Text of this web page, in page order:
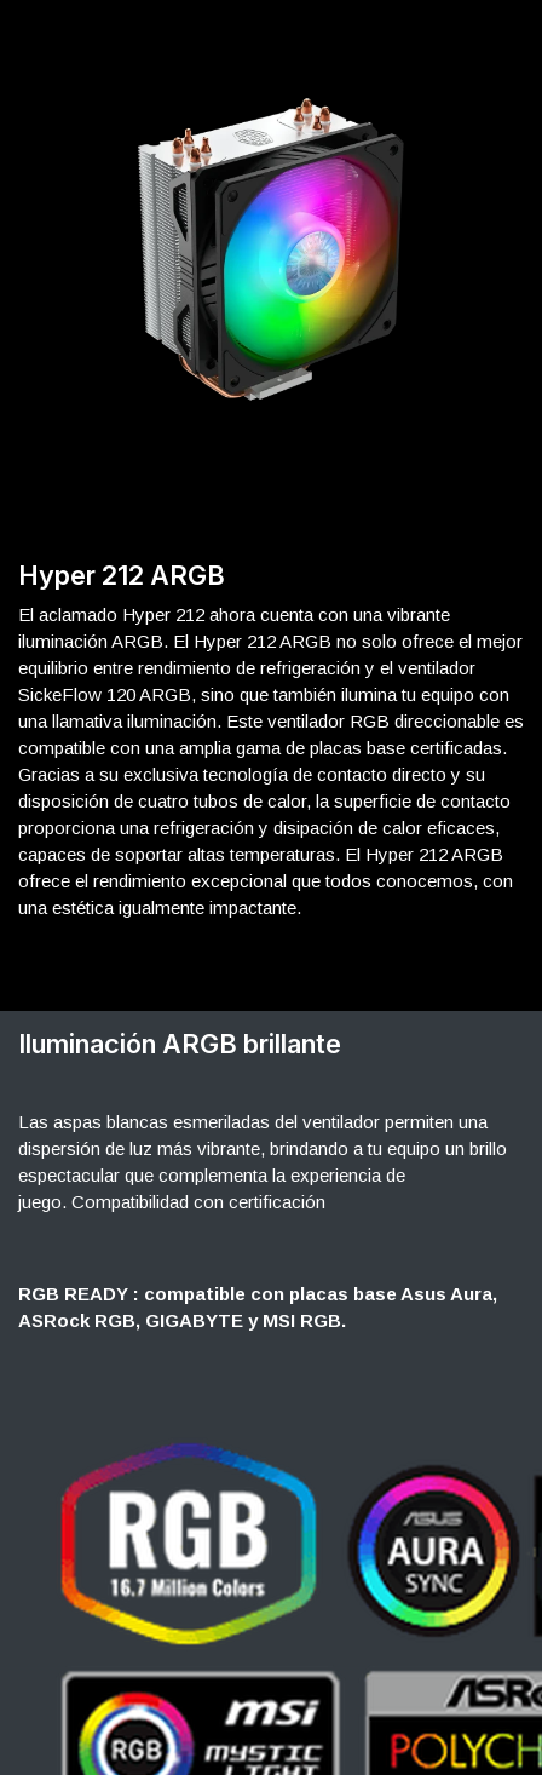
Hyper 212 ARGB
El aclamado Hyper 212 ahora cuenta con una vibrante
iluminación ARGB. El Hyper 212 ARGB no solo ofrece el mejor
equilibrio entre rendimiento de refrigeración y el ventilador
SickeFlow 120 ARGB, sino que también ilumina tu equipo con
una llamativa iluminación. Este ventilador RGB direccionable es
compatible con una amplia gama de placas base certificadas.
Gracias a su exclusiva tecnología de contacto directo y su
disposición de cuatro tubos de calor, la superficie de contacto
proporciona una refrigeración y disipación de calor eficaces,
capaces de soportar altas temperaturas. El Hyper 212 ARGB
ofrece el rendimiento excepcional que todos conocemos, con
una estética igualmente impactante.
Iluminación ARGB brillante
Las aspas blancas esmeriladas del ventilador permiten una
dispersión de luz más vibrante, brindando a tu equipo un brillo
espectacular que complementa la experiencia de
juego. Compatibilidad con certificación
RGB READY : compatible con placas base Asus Aura,
ASRock RGB, GIGABYTE y MSI RGB.